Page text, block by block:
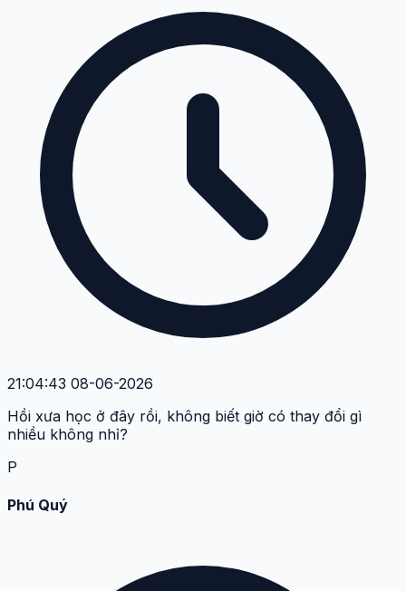
21:04:43 08-06-2026
Hồi xưa học ở đây rồi, không biết giờ có thay đổi gì
nhiều không nhỉ?
P
Phú Quý